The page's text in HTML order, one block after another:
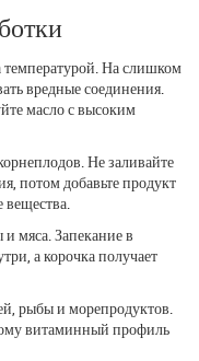
температурой. На слишком
вредные соединения.
масло с высоким
Не заливайте
потом добавьте продукт
мяса. Запекание в
а корочка получает
рыбы и морепродуктов.
витаминный профиль